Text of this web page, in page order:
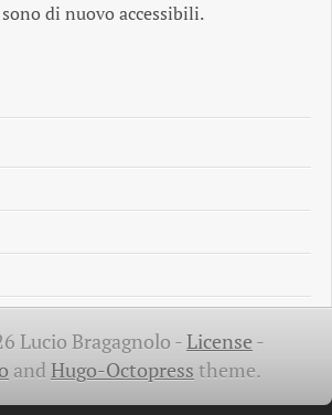
di nuovo accessibili.
Lucio Bragagnolo -License -
and Hugo-Octopress theme.